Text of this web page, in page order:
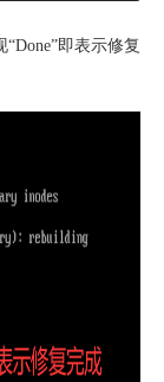
即表示修复